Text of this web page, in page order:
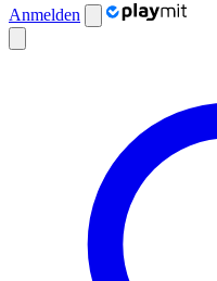
Anmelden